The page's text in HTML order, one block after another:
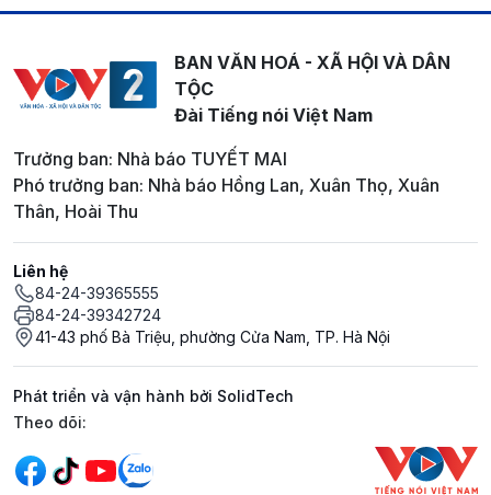
BAN VĂN HOÁ - XÃ HỘI VÀ DÂN
TỘC
Đài Tiếng nói Việt Nam
Trưởng ban: Nhà báo TUYẾT MAI
Phó trưởng ban: Nhà báo Hồng Lan, Xuân Thọ, Xuân
Thân, Hoài Thu
Liên hệ
84-24-39365555
84-24-39342724
41-43 phố Bà Triệu, phường Cửa Nam, TP. Hà Nội
Phát triển và vận hành bởi SolidTech
Mạng xã hội
Theo dõi: